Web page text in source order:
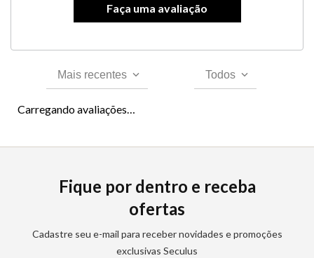
Mais recentes Todos
Carregando avaliações…
Fique por dentro e receba
ofertas
Cadastre seu e-mail para receber novidades e promoções
exclusivas Seculus